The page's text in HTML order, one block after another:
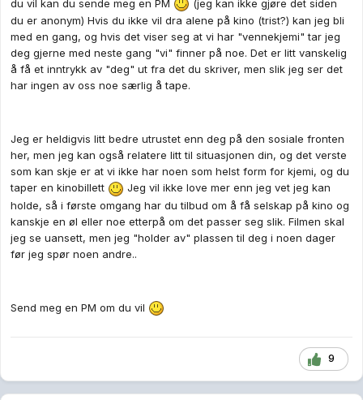
du vil kan du sende meg en PM
(jeg kan ikke gjøre det siden
du er anonym) Hvis du ikke vil dra alene på kino (trist?) kan jeg bli
med en gang, og hvis det viser seg at vi har "vennekjemi" tar jeg
deg gjerne med neste gang "vi" finner på noe. Det er litt vanskelig
å få et inntrykk av "deg" ut fra det du skriver, men slik jeg ser det
har ingen av oss noe særlig å tape.
Jeg er heldigvis litt bedre utrustet enn deg på den sosiale fronten
her, men jeg kan også relatere litt til situasjonen din, og det verste
som kan skje er at vi ikke har noen som helst form for kjemi, og du
taper en kinobillett
Jeg vil ikke love mer enn jeg vet jeg kan
holde, så i første omgang har du tilbud om å få selskap på kino og
kanskje en øl eller noe etterpå om det passer seg slik. Filmen skal
jeg se uansett, men jeg "holder av" plassen til deg i noen dager
før jeg spør noen andre..
Send meg en PM om du vil
9